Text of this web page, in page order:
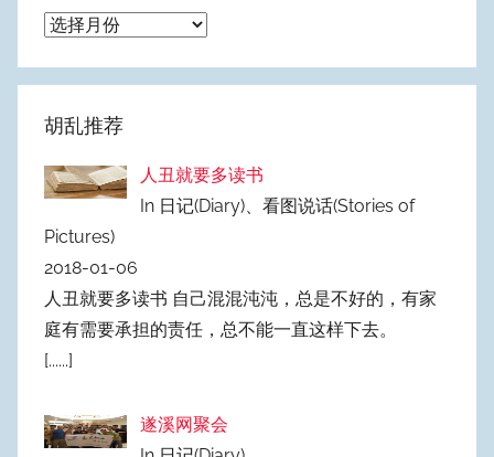
归
胡乱推荐
人丑就要多读书
In 日记(Diary)、看图说话(Stories of
Pictures)
2018-01-06
人丑就要多读书 自己混混沌沌，总是不好的，有家
庭有需要承担的责任，总不能一直这样下去。
[......]
遂溪网聚会